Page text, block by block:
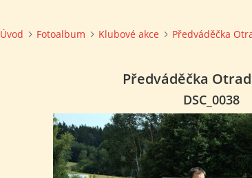
Úvod Fotoalbum Klubové akce Předváděčka
Předváděčka
DSC_0038